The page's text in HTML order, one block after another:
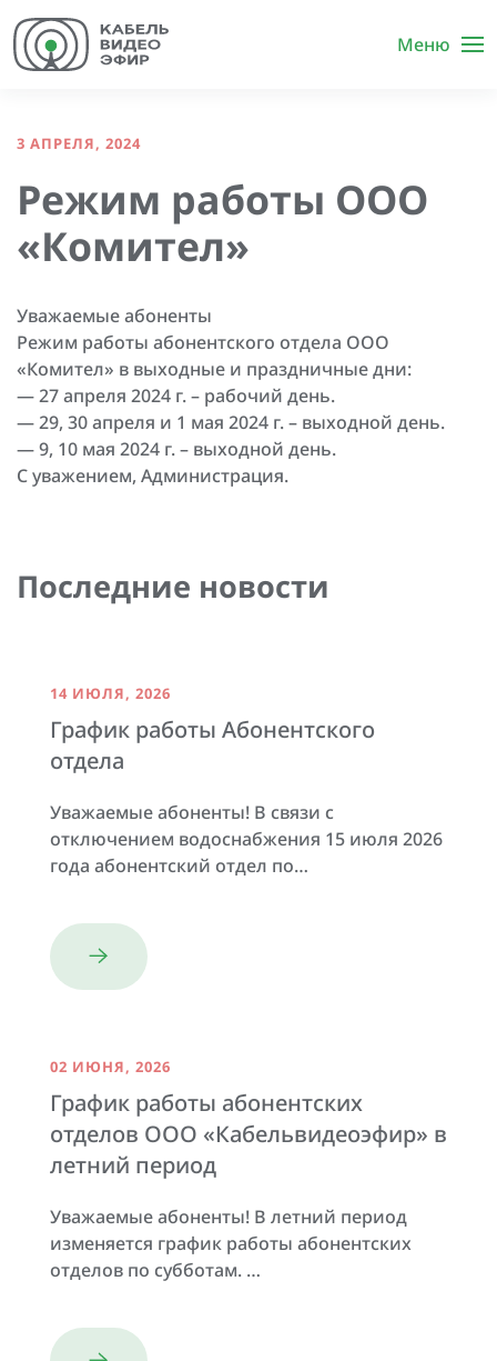
Меню
3 АПРЕЛЯ, 2024
Режим работы ООО
«Комител»
Уважаемые абоненты
Режим работы абонентского отдела ООО
«Комител» в выходные и праздничные дни:
— 27 апреля 2024 г. – рабочий день.
— 29, 30 апреля и 1 мая 2024 г. – выходной день.
— 9, 10 мая 2024 г. – выходной день.
С уважением, Администрация.
Последние новости
14 ИЮЛЯ, 2026
График работы Абонентского
отдела
Уважаемые абоненты! В связи с
отключением водоснабжения 15 июля 2026
года абонентский отдел по…
02 ИЮНЯ, 2026
График работы абонентских
отделов ООО «Кабельвидеоэфир» в
летний период
Уважаемые абоненты! В летний период
изменяется график работы абонентских
отделов по субботам. …